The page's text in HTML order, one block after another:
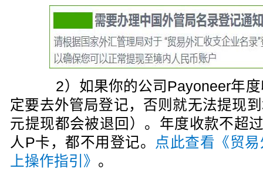
2）如果你的公司Payoneer年度
定要去外管局登记，否则就无法提现
元提现都会被退回）。年度收款不超
人P卡，都不用登记。
点此查看《贸
上操作指引》 。